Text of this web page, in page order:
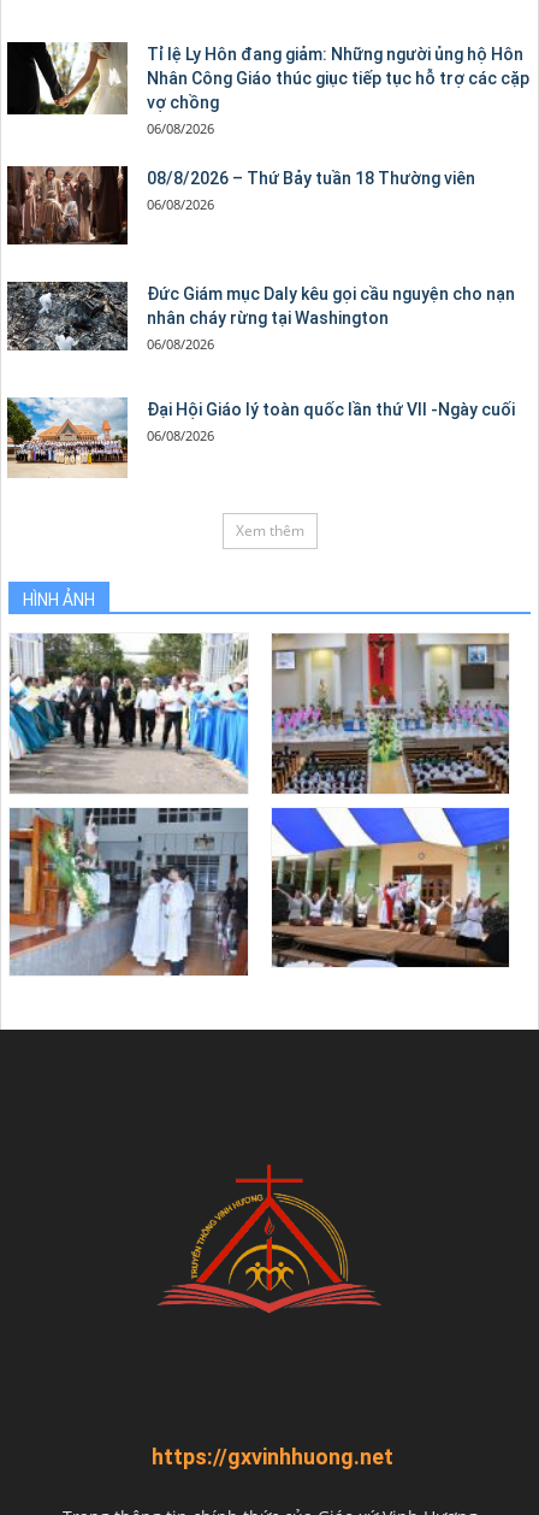
Tỉ lệ Ly Hôn đang giảm: Những người ủng hộ Hôn
Nhân Công Giáo thúc giục tiếp tục hỗ trợ các cặp
vợ chồng
06/08/2026
08/8/2026 – Thứ Bảy tuần 18 Thường viên
06/08/2026
Đức Giám mục Daly kêu gọi cầu nguyện cho nạn
nhân cháy rừng tại Washington
06/08/2026
Đại Hội Giáo lý toàn quốc lần thứ VII -Ngày cuối
06/08/2026
Xem thêm
HÌNH ẢNH
https://gxvinhhuong.net